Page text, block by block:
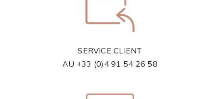
SERVICE CLIENT
AU +33 (0)4 91 54 26 58